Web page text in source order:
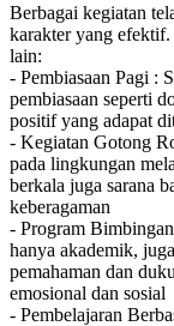
Berbagai kegiatan
karakter yang efektif.
lain:
- Pembiasaan Pagi :
pembiasaan seperti
positif yang adapat
- Kegiatan Gotong
pada lingkungan
berkala juga sarana
keberagaman
- Program
hanya akademik,
pemahaman dan
emosional dan sosial
- Pembelajaran